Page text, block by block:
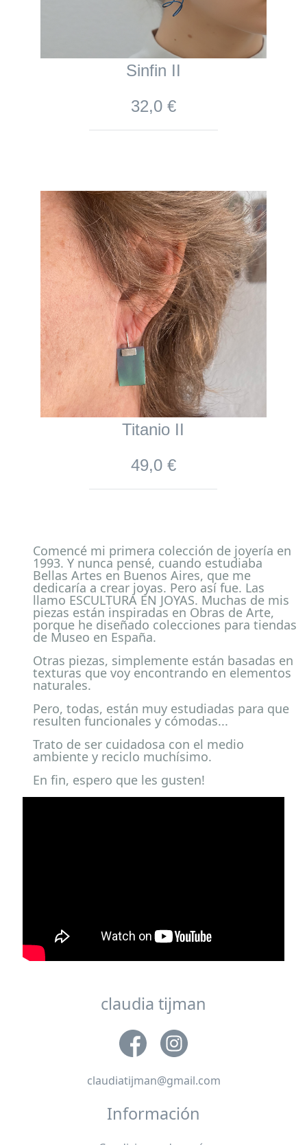
Sinfin II
32,0 €
Titanio II
49,0 €
Comencé mi primera colección de joyería en
1993. Y nunca pensé, cuando estudiaba
Bellas Artes en Buenos Aires, que me
dedicaría a crear joyas. Pero así fue. Las
llamo ESCULTURA EN JOYAS. Muchas de mis
piezas están inspiradas en Obras de Arte,
porque he diseñado colecciones para tiendas
de Museo en España.
Otras piezas, simplemente están basadas en
texturas que voy encontrando en elementos
naturales.
Pero, todas, están muy estudiadas para que
resulten funcionales y cómodas...
Trato de ser cuidadosa con el medio
ambiente y reciclo muchísimo.
En fin, espero que les gusten!
claudia tijman
claudiatijman@gmail.com
Información